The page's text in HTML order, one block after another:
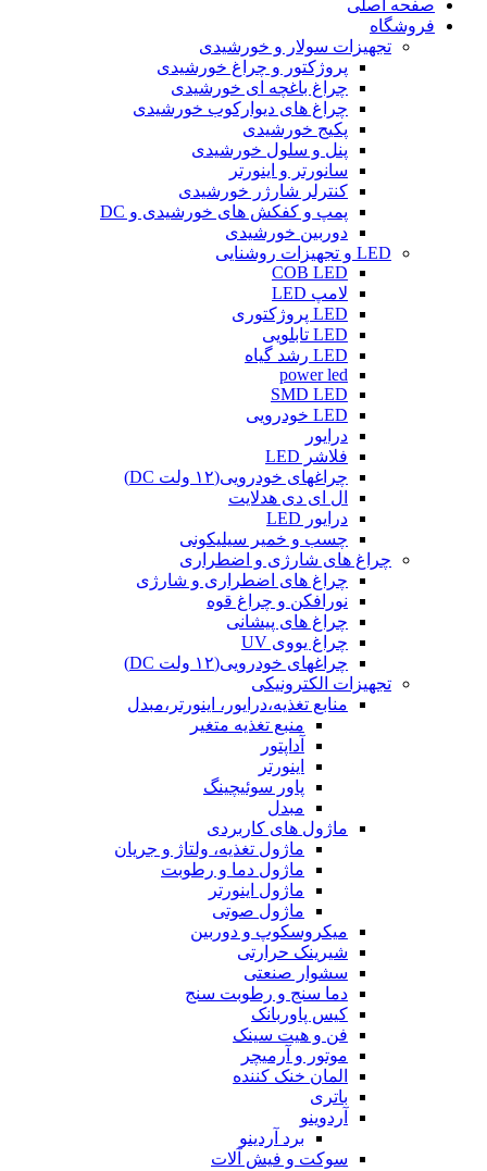
صفحه اصلی
فروشگاه
تجهیزات سولار و خورشیدی
پروژکتور و چراغ خورشیدی
چراغ باغچه ای خورشیدی
چراغ های دیوارکوب خورشیدی
پکیج خورشیدی
پنل و سلول خورشیدی
سانورتر و اینورتر
کنترلر شارژر خورشیدی
پمپ و کفکش های خورشیدی و DC
دوربین خورشیدی
LED و تجهیزات روشنایی
COB LED
لامپ LED
LED پروژکتوری
LED تابلویی
LED رشد گیاه
power led
SMD LED
LED خودرویی
درایور
فلاشر LED
چراغهای خودرویی(۱۲ ولت DC)
ال ای دی هدلایت
درایور LED
چسب و خمیر سیلیکونی
چراغ های شارژی و اضطراری
چراغ های اضطراری و شارژی
نورافکن و چراغ قوه
چراغ های پیشانی
چراغ یووی UV
چراغهای خودرویی(۱۲ ولت DC)
تجهیزات الکترونیکی
منابع تغذیه،درایور، اینورتر،مبدل
منبع تغذیه متغیر
آداپتور
اینورتر
پاور سوئیچینگ
مبدل
ماژول های کاربردی
ماژول تغذیه، ولتاژ و جریان
ماژول دما و رطوبت
ماژول اینورتر
ماژول صوتی
میکروسکوپ و دوربین
شیرینک حرارتی
سشوار صنعتی
دما سنج و رطوبت سنج
کیس پاوربانک
فن و هیت سینک
موتور و آرمیچر
المان خنک کننده
باتری
آردوینو
برد آردینو
سوکت و فیش آلات